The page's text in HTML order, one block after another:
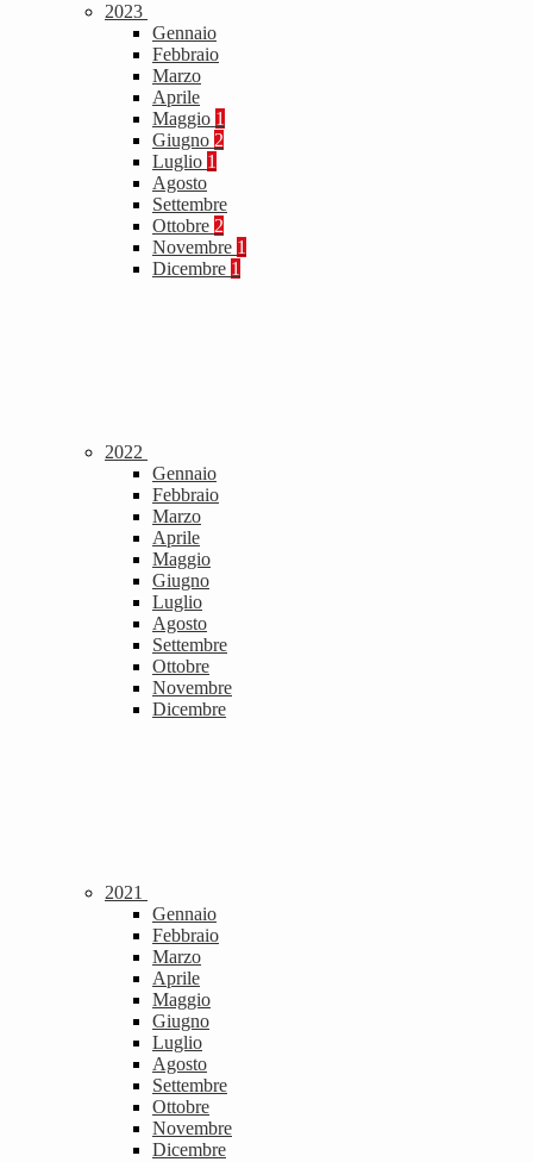
2023
Gennaio
Febbraio
Marzo
Aprile
Maggio 1
Giugno 2
Luglio 1
Agosto
Settembre
Ottobre 2
Novembre 1
Dicembre 1
2022
Gennaio
Febbraio
Marzo
Aprile
Maggio
Giugno
Luglio
Agosto
Settembre
Ottobre
Novembre
Dicembre
2021
Gennaio
Febbraio
Marzo
Aprile
Maggio
Giugno
Luglio
Agosto
Settembre
Ottobre
Novembre
Dicembre